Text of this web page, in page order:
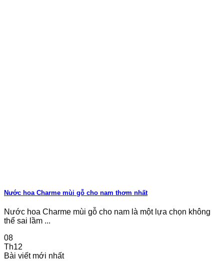
Nước hoa Charme mùi gỗ cho nam thơm nhất
Nước hoa Charme mùi gỗ cho nam là một lựa chọn không
thể sai lầm ...
08
Th12
Bài viết mới nhất